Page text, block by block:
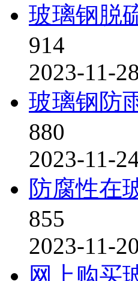
玻璃钢脱
914
2023-11-28
玻璃钢防
880
2023-11-
防腐性在
855
2023-11-20
网上购买